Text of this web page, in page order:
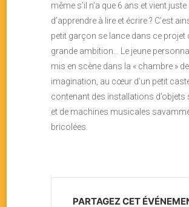
même s’il n’a que 6 ans et vient juste
d’apprendre à lire et écrire ? C’est
petit garçon se lance dans ce projet
grande ambition… Le jeune
mis en scène dans la « chambre »
imagination, au cœur d’un petit
contenant des installations d’objets
et de machines musicales
bricolées.
PARTAGEZ CET